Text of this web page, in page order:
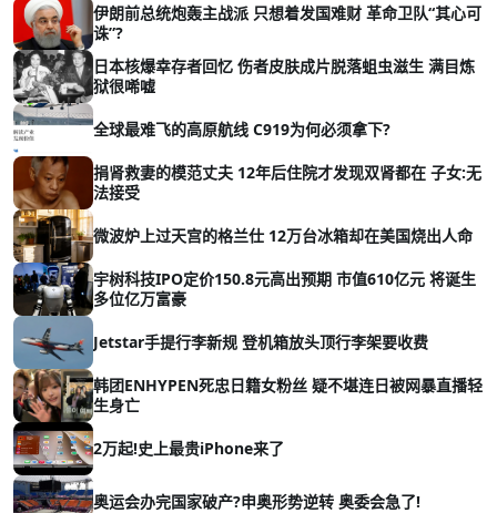
伊朗前总统炮轰主战派 只想着发国难财 革命卫队“其心可
诛”?
日本核爆幸存者回忆 伤者皮肤成片脱落蛆虫滋生 满目炼
狱很唏嘘
全球最难飞的高原航线 C919为何必须拿下?
捐肾救妻的模范丈夫 12年后住院才发现双肾都在 子女:无
法接受
微波炉上过天宫的格兰仕 12万台冰箱却在美国烧出人命
宇树科技IPO定价150.8元高出预期 市值610亿元 将诞生
多位亿万富豪
Jetstar手提行李新规 登机箱放头顶行李架要收费
韩团ENHYPEN死忠日籍女粉丝 疑不堪连日被网暴直播轻
生身亡
2万起!史上最贵iPhone来了
奥运会办完国家破产?申奥形势逆转 奥委会急了!